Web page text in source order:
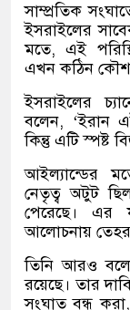
সাম্প্রতিক
ইসরাইলের
মতে,এই
এখন কঠিন
ইসরাইলের
বলেন, ‘ইরান
কিন্তু এটি স্পষ্ট
আইল্যান্ডের
নেতৃত্ব অটুট
পেরেছে। এর
আলোচনায়
তিনি আরও
রয়েছে। তার
সংঘাত বন্ধ করা